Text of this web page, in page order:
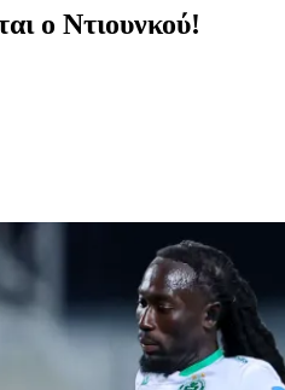
ο Ντιουνκού!